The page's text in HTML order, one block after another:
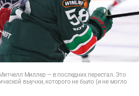
Миллер — в последних перестал. Это
выучки, которого не было (и не могло